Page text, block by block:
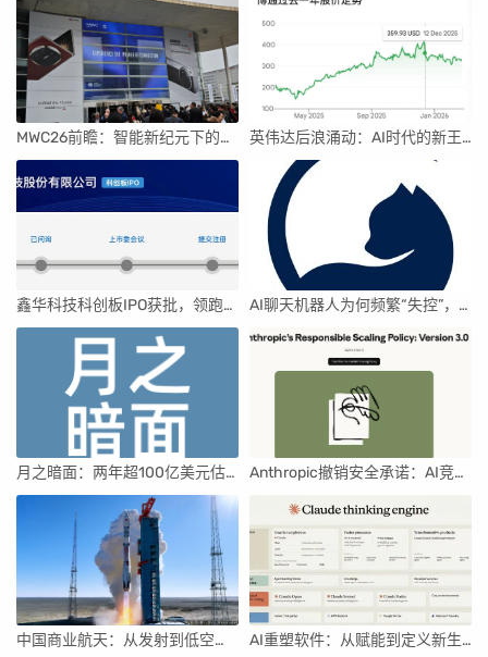
MWC26前瞻：智能新纪元下的科技盛宴 英伟达后浪涌动：AI时代的新王者与隐忧
鑫华科技科创板IPO获批，领跑国内半导体材料市场 AI聊天机器人为何频繁“失控”，背后原因及解决方案解析
月之暗面：两年超100亿美元估值，K2.5引领AI新纪元 Anthropic撤销安全承诺：AI竞赛中的伦理与商业博弈
中国商业航天：从发射到低空经济，全面加速 AI重塑软件：从赋能到定义新生产关系